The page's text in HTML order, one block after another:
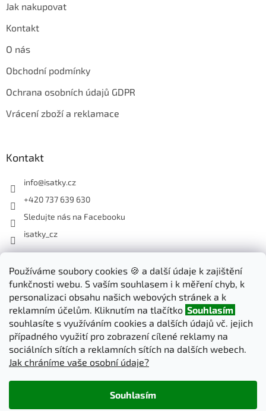
Používáme soubory cookies 🍪 a další údaje k zajištění
funkčnosti webu. S vaším souhlasem i k měření chyb, k
personalizaci obsahu našich webových stránek a k
reklamním účelům. Kliknutím na tlačítko Souhlasím
souhlasíte s využíváním cookies a dalších údajů vč. jejich
případného využití pro zobrazení cílené reklamy na
sociálních sítích a reklamních sítích na dalších webech.
Jak chráníme vaše osobní údaje?
Souhlasím
Jak nakupovat
Kontakt
O nás
Obchodní podmínky
Ochrana osobních údajů GDPR
Vrácení zboží a reklamace
Kontakt
info@isatky.cz
+420 737 639 630
Sledujte nás na Facebooku
isatky_cz
Odebírat newsletter
Vložte svůj e-mail a my vám budeme zasílat informace o nových
produktech na našem e-shopu.
E-mail
PŘIHLÁSIT SE